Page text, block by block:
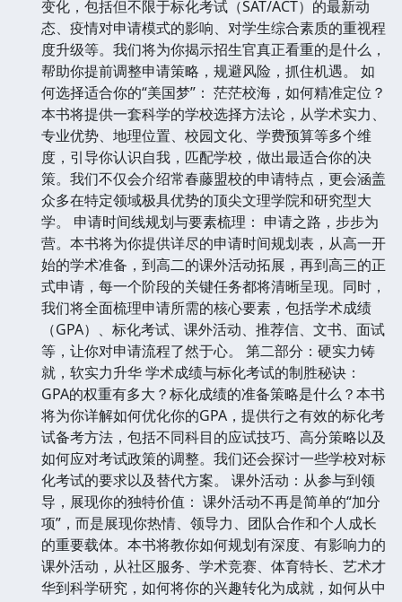
变化，包括但不限于标化考试（SAT/ACT）的最新动
态、疫情对申请模式的影响、对学生综合素质的重视程
度升级等。我们将为你揭示招生官真正看重的是什么，
帮助你提前调整申请策略，规避风险，抓住机遇。 如
何选择适合你的“美国梦”： 茫茫校海，如何精准定位？
本书将提供一套科学的学校选择方法论，从学术实力、
专业优势、地理位置、校园文化、学费预算等多个维
度，引导你认识自我，匹配学校，做出最适合你的决
策。我们不仅会介绍常春藤盟校的申请特点，更会涵盖
众多在特定领域极具优势的顶尖文理学院和研究型大
学。 申请时间线规划与要素梳理： 申请之路，步步为
营。本书将为你提供详尽的申请时间规划表，从高一开
始的学术准备，到高二的课外活动拓展，再到高三的正
式申请，每一个阶段的关键任务都将清晰呈现。同时，
我们将全面梳理申请所需的核心要素，包括学术成绩
（GPA）、标化考试、课外活动、推荐信、文书、面试
等，让你对申请流程了然于心。 第二部分：硬实力铸
就，软实力升华 学术成绩与标化考试的制胜秘诀：
GPA的权重有多大？标化成绩的准备策略是什么？本书
将为你详解如何优化你的GPA，提供行之有效的标化考
试备考方法，包括不同科目的应试技巧、高分策略以及
如何应对考试政策的调整。我们还会探讨一些学校对标
化考试的要求以及替代方案。 课外活动：从参与到领
导，展现你的独特价值： 课外活动不再是简单的“加分
项”，而是展现你热情、领导力、团队合作和个人成长
的重要载体。本书将教你如何规划有深度、有影响力的
课外活动，从社区服务、学术竞赛、体育特长、艺术才
华到科学研究，如何将你的兴趣转化为成就，如何从中